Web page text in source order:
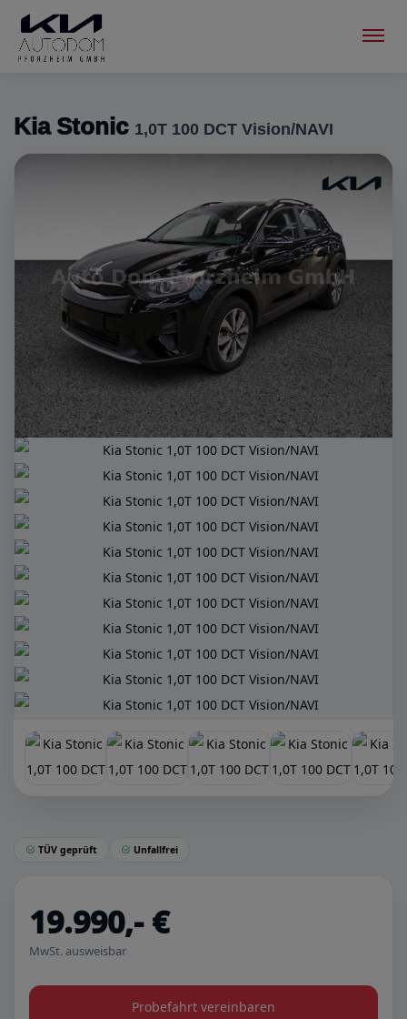
Menu
Kia Stonic 1,0T 100 DCT Vision/NAVI
TÜV geprüft Unfallfrei
19.990,- €
MwSt. ausweisbar
Probefahrt vereinbaren